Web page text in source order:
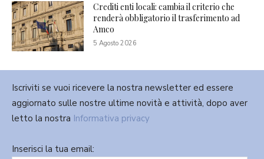
Crediti enti locali: cambia il criterio che
renderà obbligatorio il trasferimento ad
Amco
5 Agosto 2026
Iscriviti se vuoi ricevere la nostra newsletter ed essere
aggiornato sulle nostre ultime novità e attività, dopo aver
letto la nostra Informativa privacy
Inserisci la tua email: